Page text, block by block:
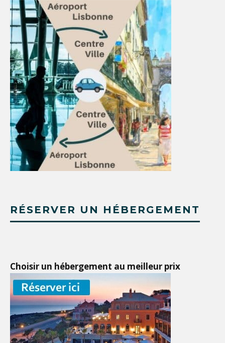
RÉSERVER UN HÉBERGEMENT
Choisir un hébergement au meilleur prix